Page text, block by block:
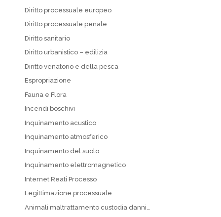
Diritto processuale europeo
Diritto processuale penale
Diritto sanitario
Diritto urbanistico – edilizia
Diritto venatorio e della pesca
Espropriazione
Fauna e Flora
Incendi boschivi
Inquinamento acustico
Inquinamento atmosferico
Inquinamento del suolo
Inquinamento elettromagnetico
Internet Reati Processo
Legittimazione processuale
Animali maltrattamento custodia danni…